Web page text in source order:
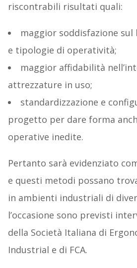
riscontrabili risultati quali:
maggior soddisfazione sul
e tipologie di operatività;
maggior affidabilità
attrezzature in uso;
standardizzazione e
progetto per dare forma
operative inedite.
Pertanto sarà evidenziato
e questi metodi possano
in ambienti industriali di
l’occasione sono previsti
della Società Italiana di
Industrial e di FCA.